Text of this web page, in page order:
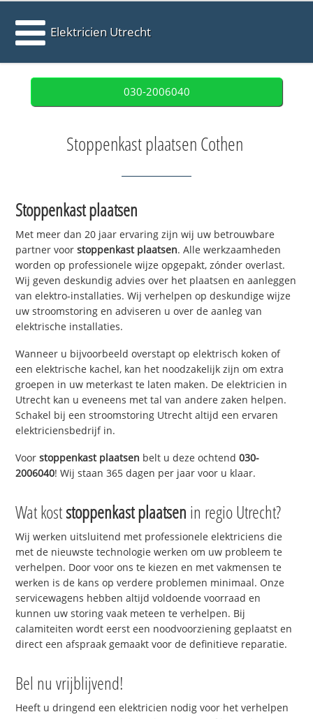
Elektricien Utrecht
030-2006040
Stoppenkast plaatsen Cothen
Stoppenkast plaatsen
Met meer dan 20 jaar ervaring zijn wij uw betrouwbare
partner voorstoppenkast plaatsen. Alle werkzaamheden
worden op professionele wijze opgepakt, zónder overlast.
Wij geven deskundig advies over het plaatsen en aanleggen
van elektro-installaties. Wij verhelpen op deskundige wijze
uw stroomstoring en adviseren u over de aanleg van
elektrische installaties.
Wanneer u bijvoorbeeld overstapt op elektrisch koken of
een elektrische kachel, kan het noodzakelijk zijn om extra
groepen in uw meterkast te laten maken. De elektricien in
Utrecht kan u eveneens met tal van andere zaken helpen.
Schakel bij een stroomstoring Utrecht altijd een ervaren
elektriciensbedrijf in.
Voorstoppenkast plaatsen belt u deze ochtend030-
2006040! Wij staan 365 dagen per jaar voor u klaar.
Wat koststoppenkast plaatsen in regio Utrecht?
Wij werken uitsluitend met professionele elektriciens die
met de nieuwste technologie werken om uw probleem te
verhelpen. Door voor ons te kiezen en met vakmensen te
werken is de kans op verdere problemen minimaal. Onze
servicewagens hebben altijd voldoende voorraad en
kunnen uw storing vaak meteen te verhelpen. Bij
calamiteiten wordt eerst een noodvoorziening geplaatst en
direct een afspraak gemaakt voor de definitieve reparatie.
Bel nu vrijblijvend!
Heeft u dringend een elektricien nodig voor het verhelpen